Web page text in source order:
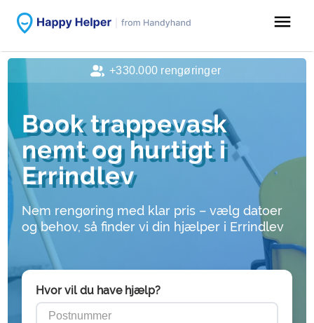
menu
Book trappevask
nemt og hurtigt i
Errindlev
Nem rengøring med klar pris – vælg datoer
og behov, så finder vi din hjælper i Errindlev
Hvor vil du have hjælp?
+330.000 rengøringer